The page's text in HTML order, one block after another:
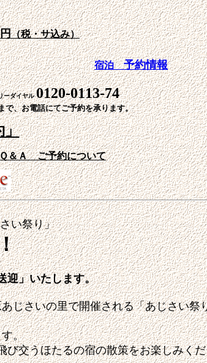
円（税・サ込み）
宿泊予約情報
ーダイヤル0120-0113-74
で、お電話にてご予約を承ります。
」
＆Ａ ご予約について
い祭り」
迎」いたします。
じさいの里で開催される「あじさい祭
。
交うほたるの宿の散策をお楽しみく